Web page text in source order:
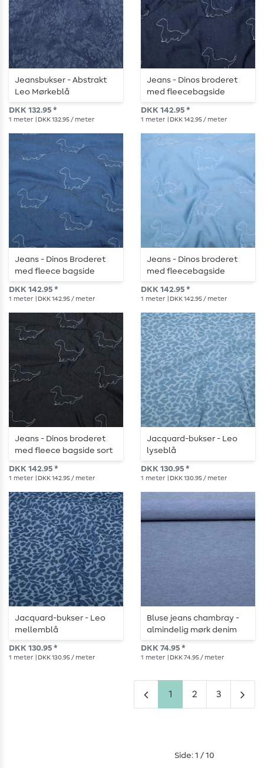
Jeansbukser - Abstrakt
Leo Mørkeblå
DKK 132.95 *
1 meter | DKK 132.95 / meter
Jeans - Dinos broderet
med fleecebagside
mørkeblå
DKK 142.95 *
1 meter | DKK 142.95 / meter
Jeans - Dinos Broderet
med fleece bagside
Medium blå
DKK 142.95 *
1 meter | DKK 142.95 / meter
Jeans - Dinos broderet
med fleecebagside
lyseblå
DKK 142.95 *
1 meter | DKK 142.95 / meter
Jeans - Dinos broderet
med fleece bagside sort
DKK 142.95 *
1 meter | DKK 142.95 / meter
Jacquard-bukser - Leo
lyseblå
DKK 130.95 *
1 meter | DKK 130.95 / meter
Jacquard-bukser - Leo
mellemblå
DKK 130.95 *
1 meter | DKK 130.95 / meter
Bluse jeans chambray -
almindelig mørk denim
DKK 74.95 *
1 meter | DKK 74.95 / meter
1 2 3
Side: 1 / 10